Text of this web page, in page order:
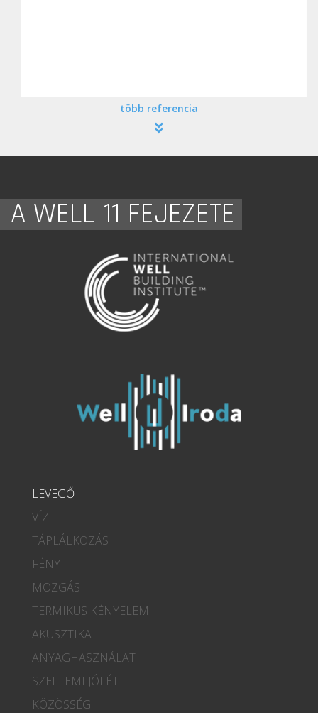
több referencia
A WELL 11 FEJEZETE
LEVEGŐ
VÍZ
TÁPLÁLKOZÁS
FÉNY
MOZGÁS
TERMIKUS KÉNYELEM
AKUSZTIKA
ANYAGHASZNÁLAT
SZELLEMI JÓLÉT
KÖZÖSSÉG